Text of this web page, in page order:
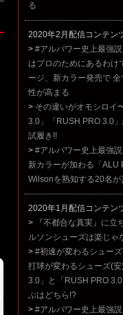
る
2020年2月配信コンテン
> #アルパワー史上最強
はプロのためにあるわけ
ージ、新カラー発売で
性が高まる
> その違いがオモシロイ
3.0」「RUSH PRO 3.0
試履き!!
> #アルパワー史上最強
新カラーが加わる「ALU
Wilsonを熟知する20名が
2020年1月配信コンテン
>
『不都合な真実』に立
ルソンシューズは楽じゃ
> #初速が変わるシュー
打球が変わるシューズ(
3.0」と「RUSH PRO
ぶはどちら!?
> #アルパワー史上最強